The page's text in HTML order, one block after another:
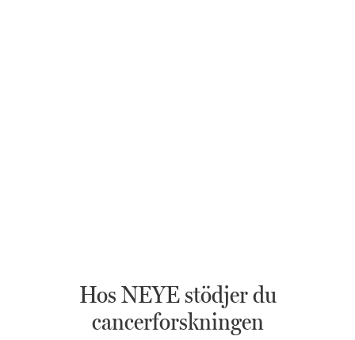
Hos NEYE stödjer du
cancerforskningen